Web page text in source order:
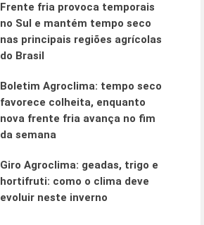
Frente fria provoca temporais
no Sul e mantém tempo seco
nas principais regiões agrícolas
do Brasil
Boletim Agroclima: tempo seco
favorece colheita, enquanto
nova frente fria avança no fim
da semana
Giro Agroclima: geadas, trigo e
hortifruti: como o clima deve
evoluir neste inverno